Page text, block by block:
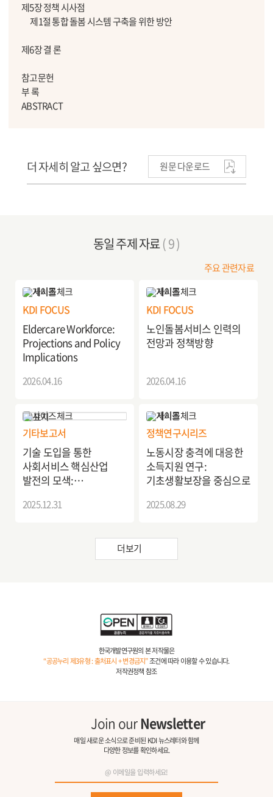
제5장 정책 시사점
제1절 통합 돌봄 시스템 구축을 위한 방안
제6장 결 론
참고문헌
부 록
ABSTRACT
더 자세히 알고 싶으면? 원문 다운로드
동일 주제 자료( 9 )
주요 관련자료
KDI FOCUS
Eldercare Workforce:
Projections and Policy
Implications
2026.04.16
KDI FOCUS
노인돌봄서비스 인력의
전망과 정책방향
2026.04.16
기타보고서
기술 도입을 통한
사회서비스 핵심산업
발전의 모색:
중심으로
2025.12.31
정책연구시리즈
노동시장 충격에 대응한
소득지원 연구:
기초생활보장을 중심으로
2025.08.29
더보기
한국개발연구원의 본 저작물은
“공공누리 제3유형 : 출처표시 + 변경금지”조건에 따라 이용할 수 있습니다.
저작권정책 참조
Join ourNewsletter
매일 새로운 소식으로 준비된 KDI 뉴스레터와 함께
다양한 정보를 확인하세요.